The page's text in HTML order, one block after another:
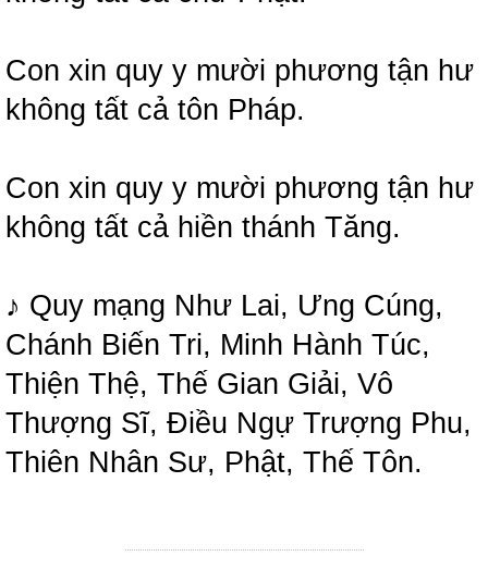
Con xin quy y mười phương tận hư
không tất cả tôn Pháp.
Con xin quy y mười phương tận hư
không tất cả hiền thánh Tăng.
♪ Quy mạng Như Lai, Ưng Cúng,
Chánh Biến Tri, Minh Hành Túc,
Thiện Thệ, Thế Gian Giải, Vô
Thượng Sĩ, Điều Ngự Trượng Phu,
Thiên Nhân Sư, Phật, Thế Tôn.